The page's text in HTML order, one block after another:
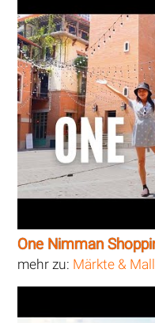
One Nimman
mehr zu: Märkte &